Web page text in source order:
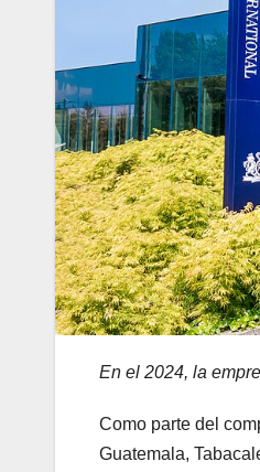
En el 2024, la
Como parte del
Guatemala,